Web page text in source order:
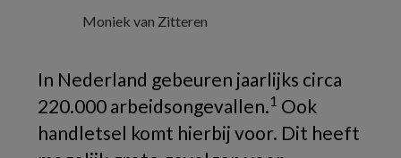
Moniek van Zitteren
In Nederland gebeuren jaarlijks circa
220.000 arbeidsongevallen.1 Ook
handletsel komt hierbij voor. Dit heeft